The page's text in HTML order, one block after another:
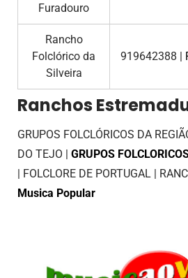
Furadouro
Rancho
Folclórico da
Silveira
919642388 |
Ranchos
GRUPOS FOLCLÓRICOS DA
DO TEJO | GRUPOS
| FOLCLORE DE PORTUGAL |
Musica Popular